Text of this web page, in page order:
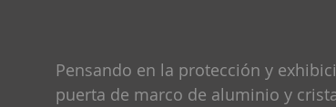
Pensando en la protección y
puerta de marco de aluminio y